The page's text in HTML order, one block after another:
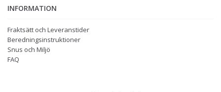
INFORMATION
Fraktsätt och Leveranstider
Beredningsinstruktioner
Snus och Miljö
FAQ